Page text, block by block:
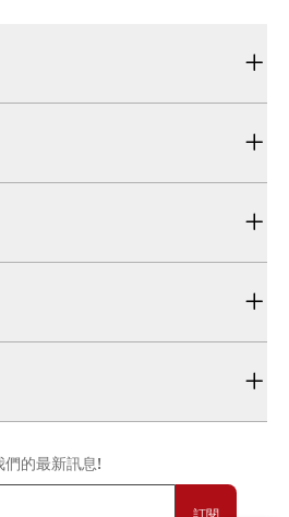
的最新訊息!